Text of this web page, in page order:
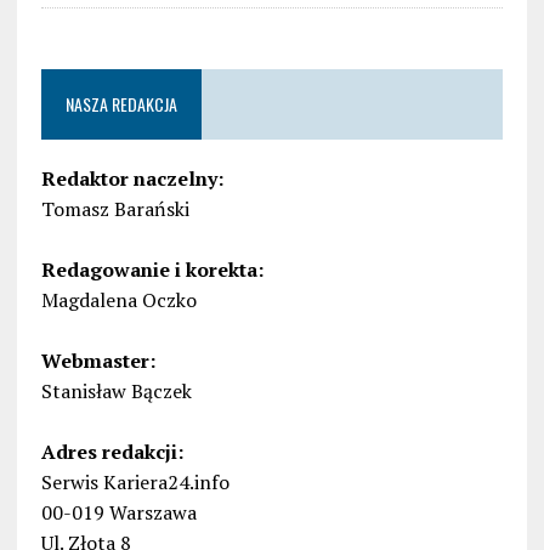
NASZA REDAKCJA
Redaktor naczelny:
Tomasz Barański
Redagowanie i korekta:
Magdalena Oczko
Webmaster:
Stanisław Bączek
Adres redakcji:
Serwis Kariera24.info
00-019 Warszawa
Ul. Złota 8